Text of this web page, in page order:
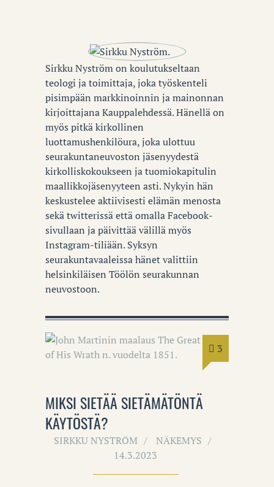
Sirkku Nyström on koulutukseltaan
teologi ja toimittaja, joka työskenteli
pisimpään markkinoinnin ja mainonnan
kirjoittajana Kauppalehdessä. Hänellä on
myös pitkä kirkollinen
luottamushenkilöura, joka ulottuu
seurakuntaneuvoston jäsenyydestä
kirkolliskokoukseen ja tuomiokapitulin
maallikkojäsenyyteen asti. Nykyin hän
keskustelee aktiivisesti elämän menosta
sekä twitterissä että omalla Facebook-
sivullaan ja päivittää välillä myös
Instagram-tiliään. Syksyn
seurakuntavaaleissa hänet valittiin
helsinkiläisen Töölön seurakunnan
neuvostoon.
3
MIKSI SIETÄÄ SIETÄMÄTÖNTÄ
KÄYTÖSTÄ?
SIRKKU NYSTRÖM
NÄKEMYS
14.3.2023